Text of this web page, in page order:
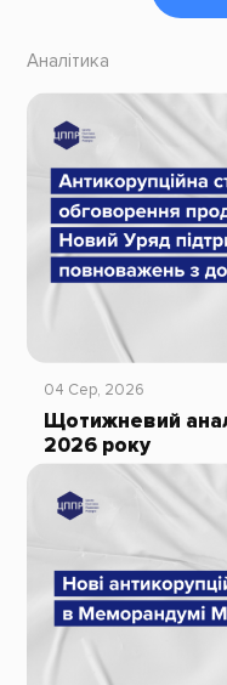
Аналітика
04 Сер, 2026
Щотижневий
2026 року